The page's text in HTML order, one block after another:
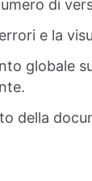
di
e la
globale
della